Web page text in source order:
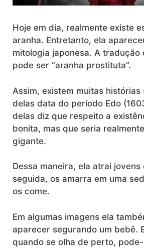
Hoje em dia, realmente existe
aranha. Entretanto, ela
mitologia japonesa. A tradução
pode ser “aranha prostituta”.
Assim, existem muitas histórias
delas data do período Edo
delas diz que respeito a
bonita, mas que seria
gigante.
Dessa maneira, ela atrai jovens
seguida, os amarra em uma
os come.
Em algumas imagens ela
aparecer segurando um bebê.
quando se olha de perto,